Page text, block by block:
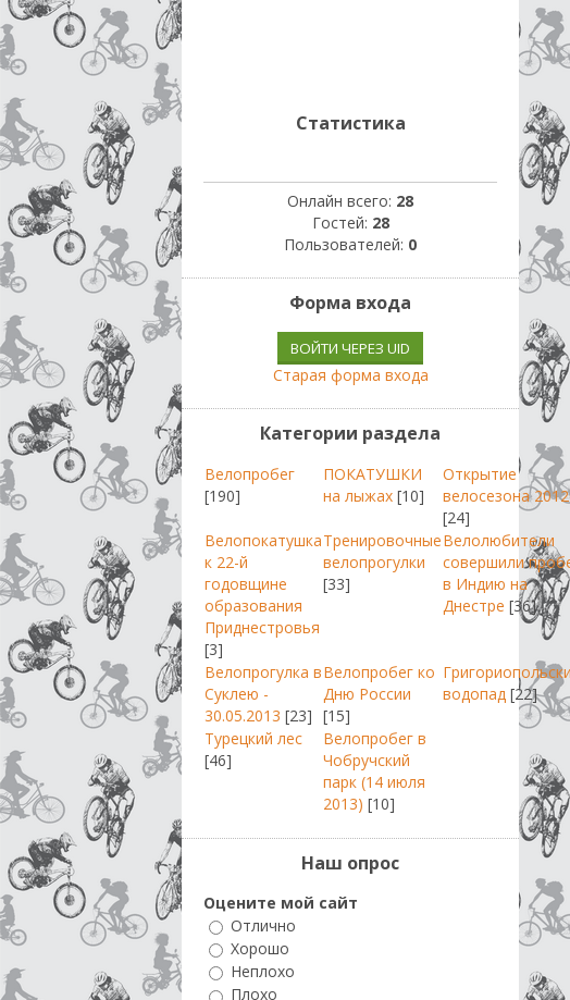
Статистика
Онлайн всего: 28
Гостей: 28
Пользователей: 0
Форма входа
ВОЙТИ ЧЕРЕЗ UID
Старая форма входа
Категории раздела
Велопробег
[190]
ПОКАТУШКИ
на лыжах [10]
Открытие
велосезона 2012
[24]
Велопокатушка
к 22-й
годовщине
образования
Приднестровья
[3]
Тренировочные
велопрогулки
[33]
Велолюбители
совершили
в Индию на
Днестре [36]
Велопрогулка в
Суклею -
30.05.2013 [23]
Велопробег ко
Дню России
[15]
водопад [22]
Турецкий лес
[46]
Велопробег в
Чобручский
парк (14 июля
2013) [10]
Наш опрос
Оцените мой сайт
Отлично
Хорошо
Неплохо
Плохо